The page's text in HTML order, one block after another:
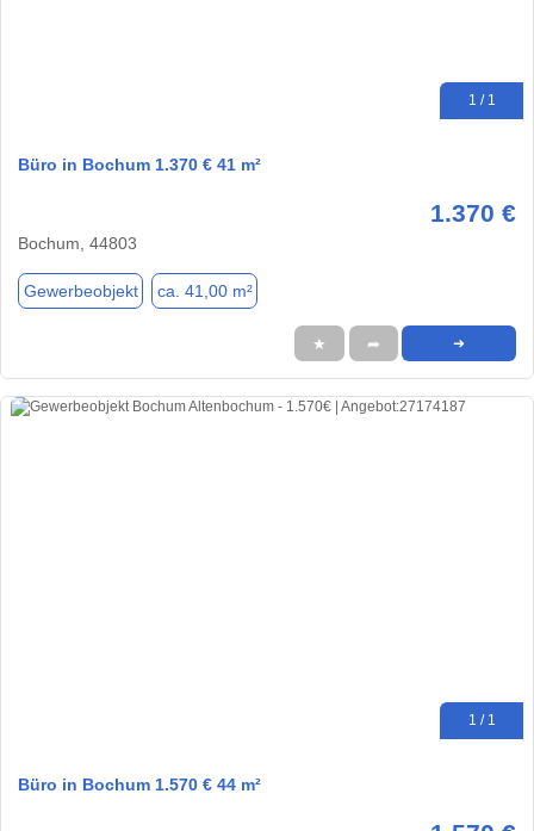
1 / 1
Büro in Bochum 1.370 € 41 m²
1.370 €
Bochum, 44803
Gewerbeobjekt ca. 41,00 m²
★ ➦ ➜
1 / 1
Büro in Bochum 1.570 € 44 m²